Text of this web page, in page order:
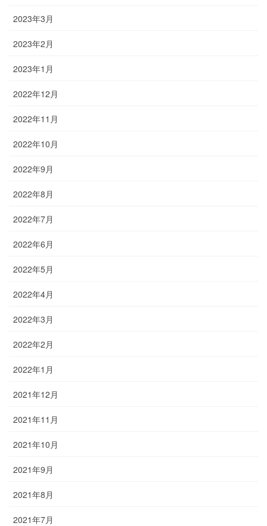
2023年3月
2023年2月
2023年1月
2022年12月
2022年11月
2022年10月
2022年9月
2022年8月
2022年7月
2022年6月
2022年5月
2022年4月
2022年3月
2022年2月
2022年1月
2021年12月
2021年11月
2021年10月
2021年9月
2021年8月
2021年7月